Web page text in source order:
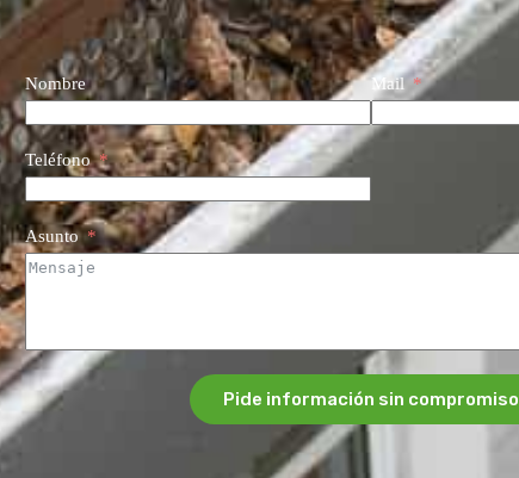
Nombre Mail
Teléfono
Asunto
Pide información sin compromiso